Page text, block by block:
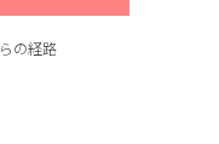
の経路